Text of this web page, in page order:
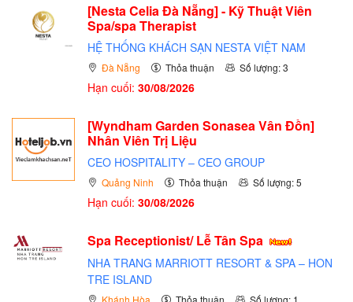
[Nesta Celia Đà Nẵng] - Kỹ Thuật Viên
Spa/spa Therapist
HỆ THỐNG KHÁCH SẠN NESTA VIỆT NAM
Đà Nẵng Thỏa thuận Số lượng: 3
Hạn cuối: 30/08/2026
[Wyndham Garden Sonasea Vân Đồn]
Nhân Viên Trị Liệu
CEO HOSPITALITY – CEO GROUP
Quảng Ninh Thỏa thuận Số lượng: 5
Hạn cuối: 30/08/2026
Spa Receptionist/ Lễ Tân Spa
NHA TRANG MARRIOTT RESORT & SPA – HON
TRE ISLAND